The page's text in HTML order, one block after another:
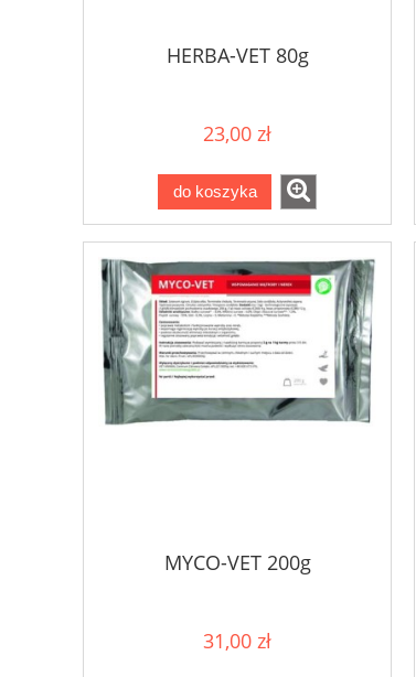
HERBA-VET 80g
23,00 zł
do koszyka
MYCO-VET 200g
31,00 zł